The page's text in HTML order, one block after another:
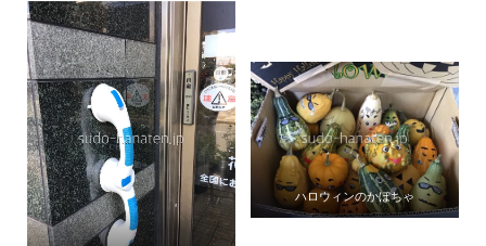
ハロウィンのかぼちゃ